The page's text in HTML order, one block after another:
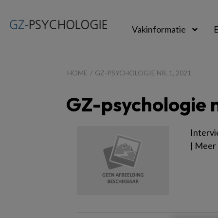
Vakinformatie
HOME GZ-PSYCHOLOGIE NR. 1, 2021
GZ-psychologie
| Meer